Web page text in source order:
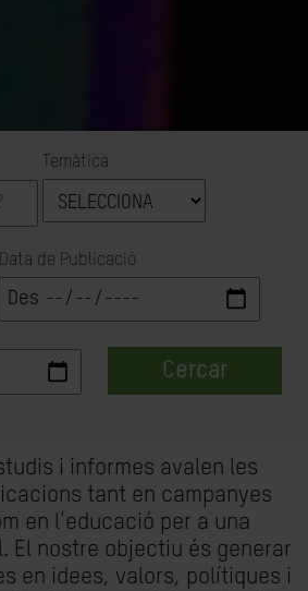
Temàtica
Data de Publicació
Cercar
i informes avalen les
tant en campanyes
en l'educació per a una
El nostre objectiu és generar
en idees, valors, polítiques i